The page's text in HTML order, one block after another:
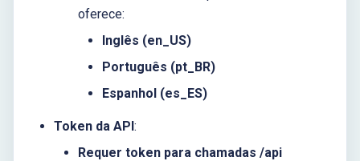
oferece:
Inglês (en_US)
Português (pt_BR)
Espanhol (es_ES)
Token da API:
Requer token para chamadas /api